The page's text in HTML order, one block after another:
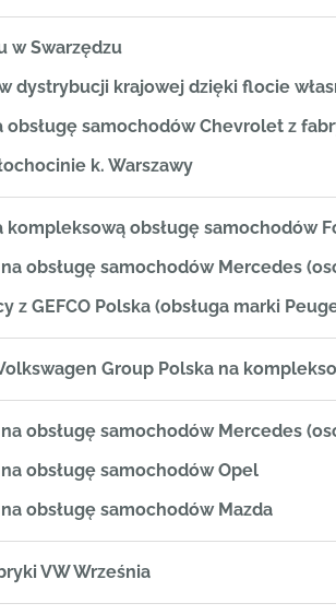
w Swarzędzu
dystrybucji krajowej dzięki flocie
samochodów Chevrolet z
k. Warszawy
obsługę samochodów
obsługę samochodów Mercedes
z GEFCO Polska (obsługa marki
Group Polska na
obsługę samochodów Mercedes
obsługę samochodów Opel
obsługę samochodów Mazda
VW Września